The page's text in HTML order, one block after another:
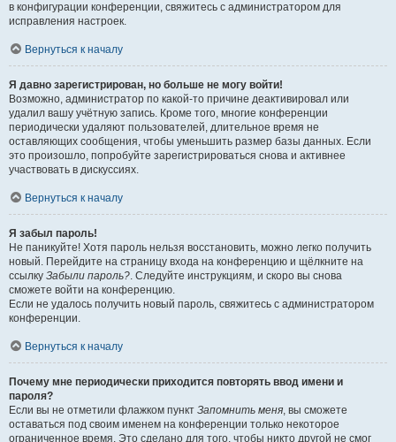
в конфигурации конференции, свяжитесь с администратором для
исправления настроек.
Вернуться к началу
Я давно зарегистрирован, но больше не могу войти!
Возможно, администратор по какой-то причине деактивировал или
удалил вашу учётную запись. Кроме того, многие конференции
периодически удаляют пользователей, длительное время не
оставляющих сообщения, чтобы уменьшить размер базы данных. Если
это произошло, попробуйте зарегистрироваться снова и активнее
участвовать в дискуссиях.
Вернуться к началу
Я забыл пароль!
Не паникуйте! Хотя пароль нельзя восстановить, можно легко получить
новый. Перейдите на страницу входа на конференцию и щёлкните на
ссылку Забыли пароль?. Следуйте инструкциям, и скоро вы снова
сможете войти на конференцию.
Если не удалось получить новый пароль, свяжитесь с администратором
конференции.
Вернуться к началу
Почему мне периодически приходится повторять ввод имени и
пароля?
Если вы не отметили флажком пункт Запомнить меня, вы сможете
оставаться под своим именем на конференции только некоторое
ограниченное время. Это сделано для того, чтобы никто другой не смог